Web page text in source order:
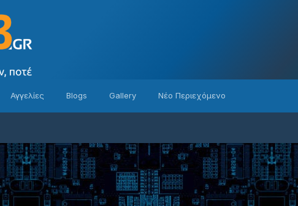
Αγγελίες Blogs Gallery Νέο Περιεχόμενο